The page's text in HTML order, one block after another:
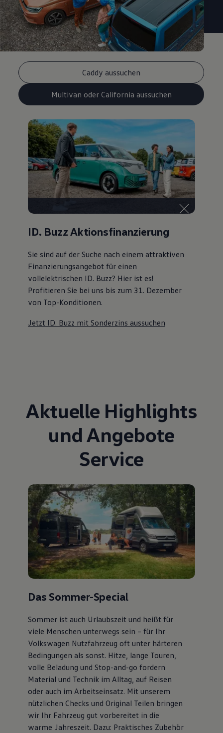
Caddy aussuchen
Multivan oder California aussuchen
ID. Buzz Aktionsfinanzierung
Sie sind auf der Suche nach einem attraktiven
Finanzierungsangebotfür einen
vollelektrischen ID. Buzz? Hier ist es!
Profitieren Sie bei uns bis zum 31. Dezember
von Top-Konditionen.
Jetzt ID. Buzz mit Sonderzins aussuchen
Aktuelle Highlights
und Angebote
Service
Das Sommer-Special
Sommer ist auch Urlaubszeit und heißt für
viele Menschen unterwegs sein – für Ihr
Volkswagen Nutzfahrzeug oft unter härteren
Bedingungen als sonst. Hitze, lange Touren,
volle Beladung und Stop-and-go fordern
Material und Technik im Alltag, auf Reisen
oder auch im Arbeitseinsatz. Mit unserem
nützlichen Checks und Original Teilen bringen
wir Ihr Fahrzeug gut vorbereitet in die
warme Jahreszeit. Dazu: Praktisches Zubehör